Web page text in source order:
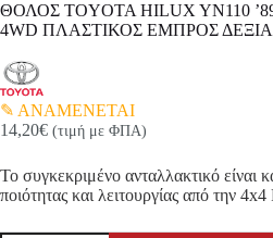
ΘΟΛΟΣ TOYOTA HILUX YN110
4WD ΠΛΑΣΤΙΚΟΣ ΕΜΠΡΟΣ ΔΕΞΙΑ
ΑΝΑΜΕΝΕΤΑΙ
14,20€ (τιμή με ΦΠΑ)
Το συγκεκριμένο ανταλλακτικό είναι
ποιότητας και λειτουργίας από την